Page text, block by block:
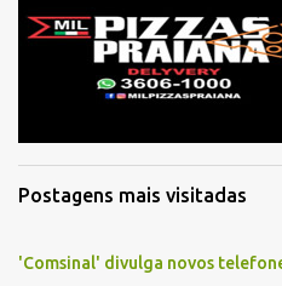
Postagens mais visitadas
'Comsinal' divulga novos